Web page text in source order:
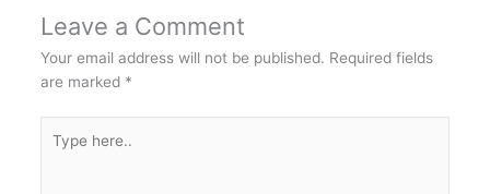
Leave a Comment
Your email address will not be published. Required fields
are marked *
here..